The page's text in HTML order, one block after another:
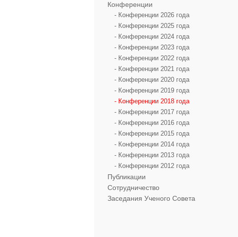
Конференции
- Конференции 2026 года
- Конференции 2025 года
- Конференции 2024 года
- Конференции 2023 года
- Конференции 2022 года
- Конференции 2021 года
- Конференции 2020 года
- Конференции 2019 года
- Конференции 2018 года
- Конференции 2017 года
- Конференции 2016 года
- Конференции 2015 года
- Конференции 2014 года
- Конференции 2013 года
- Конференции 2012 года
Публикации
Сотрудничество
Заседания Ученого Совета